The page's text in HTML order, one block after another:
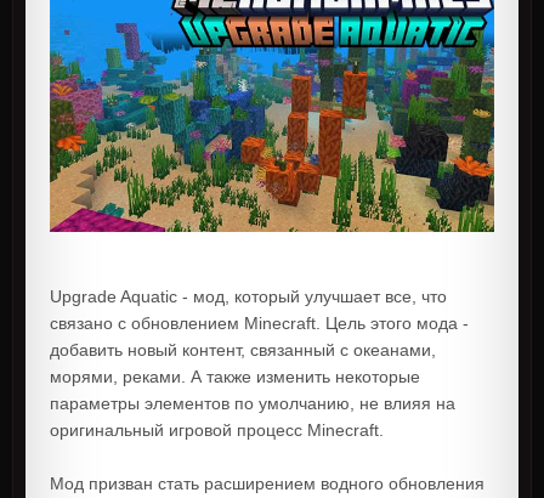
Upgrade Aquatic - мод, который улучшает все, что
связано с обновлением Minecraft. Цель этого мода -
добавить новый контент, связанный с океанами,
морями, реками. А также изменить некоторые
параметры элементов по умолчанию, не влияя на
оригинальный игровой процесс Minecraft.
Мод призван стать расширением водного обновления